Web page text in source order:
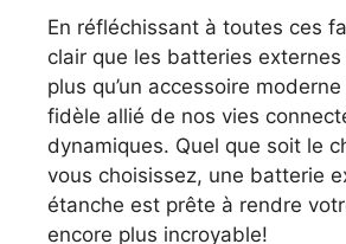
En réfléchissant à toutes ces
clair que les batteries
plus qu’un accessoire
fidèle allié de nos vies
dynamiques. Quel que soit le
vous choisissez, une batterie
étanche est prête à rendre
encore plus incroyable!